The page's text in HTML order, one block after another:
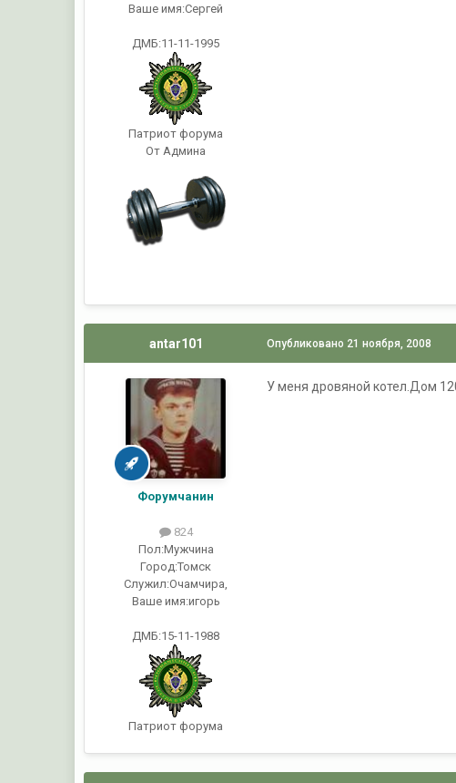
Ваше имя:Сергей
ДМБ:11-11-1995
Патриот форума
От Админа
antar101
Форумчанин
824
Пол:Мужчина
Город:Томск
Служил:Очамчира,
Ваше имя:игорь
ДМБ:15-11-1988
Патриот форума
Опубликовано 21 ноября, 2008
У меня дровяной котел.Дом